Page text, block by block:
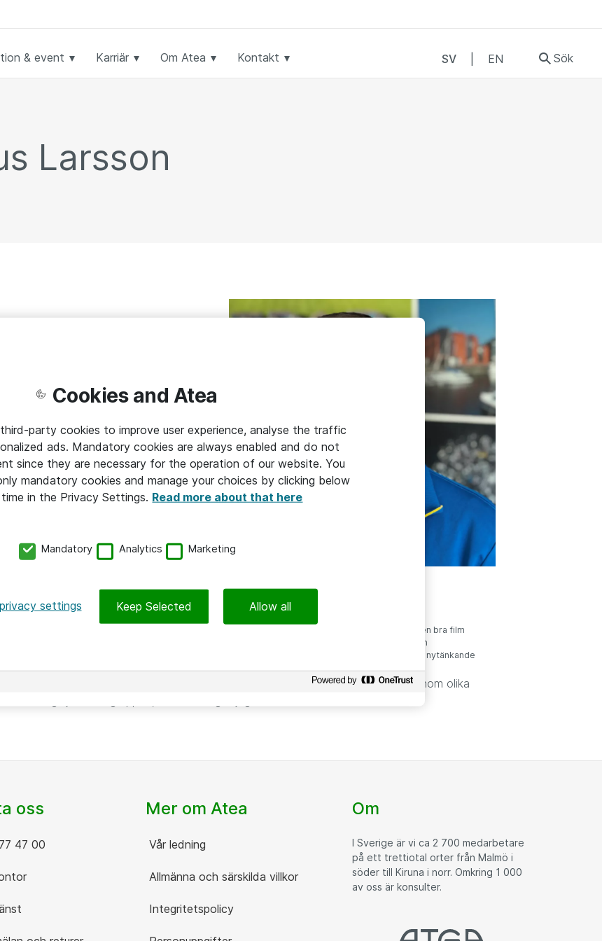
& event Karriär Om Atea Kontakt SV EN Sök
Larsson
Ålder: 32
Roll på Atea: Service Level Manager
Ett tungt träningspass eller en bra film
Mobilen
Lagkänsla, kompetens och nytänkande
nära våra olika lösningsgrupper
avtal. Förbättring och optimering
en nära relation är några av de
får vara involverad från presale,
leveransen.
att du bidrar till detta i ditt jobb?
samarbete med Atea, så de kan
Vara med och driva våra kunders
och har igenom
serverdrift och nu senast inom it
Infrastructure Library) blivit en ny väg att fördjupa mig längs. Som Teamleader inom olika
mig själv och gruppen, vilket är något jag brinner för.
oss
47 00
Mer om Atea
Vår ledning
Allmänna och särskilda villkor
Integritetspolicy
Om
I Sverige är vi ca 2 700 medarbetare
på ett trettiotal orter från Malmö i
söder till Kiruna i norr. Omkring 1 000
av oss är konsulter.
Cookies and Atea
party cookies to improve user experience, analyse the traffic
ads. Mandatory cookies are always enabled and do not
since they are necessary for the operation of our website. You
mandatory cookies and manage your choices by clicking below
in the Privacy Settings. Read more about that here
Mandatory Analytics Marketing
settings Keep Selected Allow all